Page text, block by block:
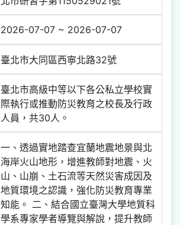
2026-07-07 ~ 2026-07-07
臺北市大同區西寧北路32號
臺北市高級中等以下各公私立學校實
際執行或推動防災教育之校長及行政
人員，共30人。
一、透過實地踏查宜蘭地震地景與北
海岸火山地形，增進教師對地震、火
山、山崩、土石流等天然災害成因及
地質環境之認識，強化防災教育專業
知能。 二、結合國立臺灣大學地質科
學系專家學者導覽與解說，提升教師